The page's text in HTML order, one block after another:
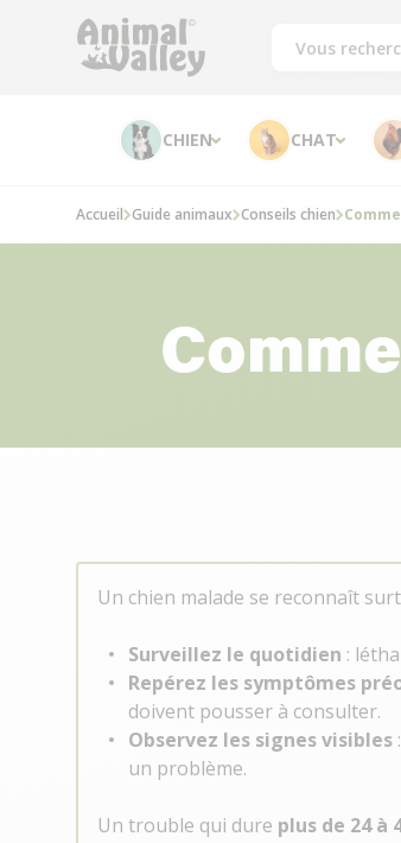
CHIEN CHAT
Accueil Guide animaux Conseils chien
Un chien malade se reconnaît
Surveillez le quotidien :
Repérez les symptômes
doivent pousser à consulter.
Observez les signes visibles
un problème.
Un trouble qui dure plus de 24 à